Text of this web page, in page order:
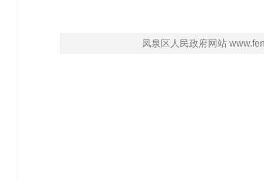
凤泉区人民政府网站